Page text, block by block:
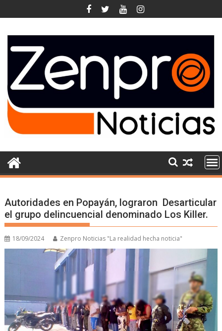
to
Autoridades en Popayán, lograron Desarticular
el grupo delincuencial denominado Los Killer.
18/09/2024 Zenpro Noticias "La realidad hecha noticia"